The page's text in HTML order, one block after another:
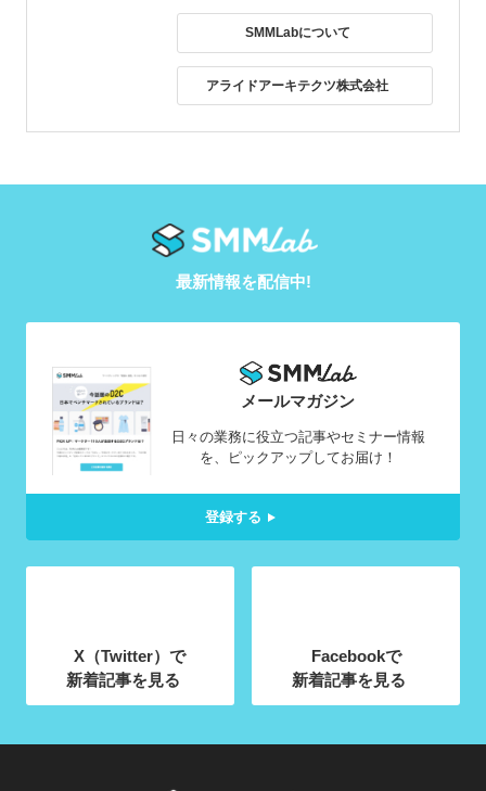
SMMLabについて
アライドアーキテクツ株式会社
最新情報を配信中!
メールマガジン
日々の業務に役立つ記事やセミナー情報
を、ピックアップしてお届け！
登録する
X（Twitter）で
新着記事を見る
Facebookで
新着記事を見る